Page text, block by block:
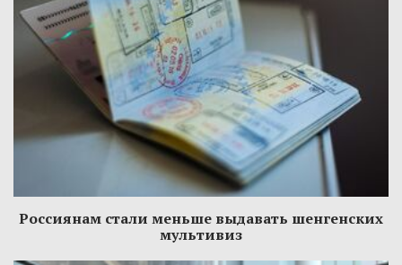
Россиянам стали меньше выдавать шенгенских
мультивиз